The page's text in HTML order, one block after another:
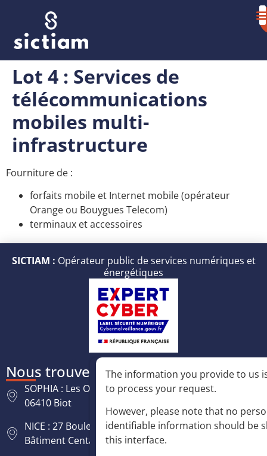
Lot 4 : Services de
télécommunications
mobiles multi-
infrastructure
Fourniture de :
forfaits mobile et Internet mobile (opérateur
Orange ou Bouygues Telecom)
terminaux et accessoires
SICTIAM : Opérateur public de services numériques et
énergétiques
Nous trouver
SOPHIA : Les Oréades, 125 rue des Amandiers,
06410 Biot
NICE : 27 Boulevard Paul Montel Nice Leader -
Bâtiment Centaure, 06200 Nice
The information you provide to us
to process your request.
However, please note that no
identifiable information should be
this interface.